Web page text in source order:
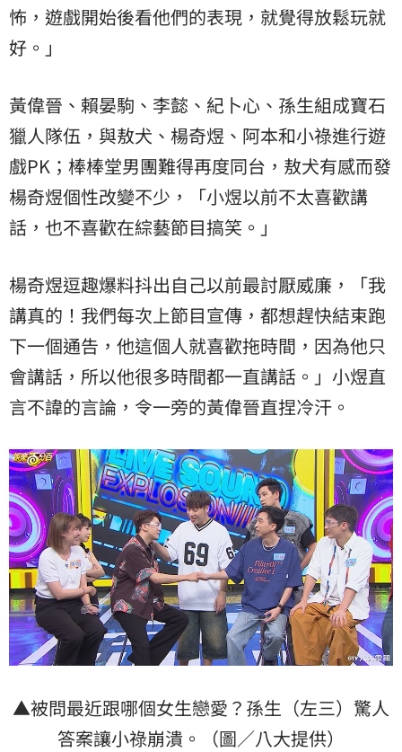
怖，遊戲開始後看他們的表現，就覺得放鬆玩就
好。」
黃偉晉、賴晏駒、李懿、紀卜心、孫生組成寶石
獵人隊伍，與敖犬、楊奇煜、阿本和小祿進行遊
戲PK；棒棒堂男團難得再度同台，敖犬有感而發
楊奇煜個性改變不少，「小煜以前不太喜歡講
話，也不喜歡在綜藝節目搞笑。」
楊奇煜逗趣爆料抖出自己以前最討厭威廉，「我
講真的！我們每次上節目宣傳，都想趕快結束跑
下一個通告，他這個人就喜歡拖時間，因為他只
會講話，所以他很多時間都一直講話。」小煜直
言不諱的言論，令一旁的黃偉晉直捏冷汗。
▲被問最近跟哪個女生戀愛？孫生（左三）驚人
答案讓小祿崩潰。（圖／八大提供）